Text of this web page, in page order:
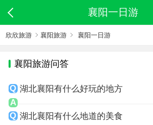
襄阳一日游
欣欣旅游 襄阳旅游 襄阳一日游
襄阳旅游问答
湖北襄阳有什么好玩的地方
湖北襄阳有什么地道的美食